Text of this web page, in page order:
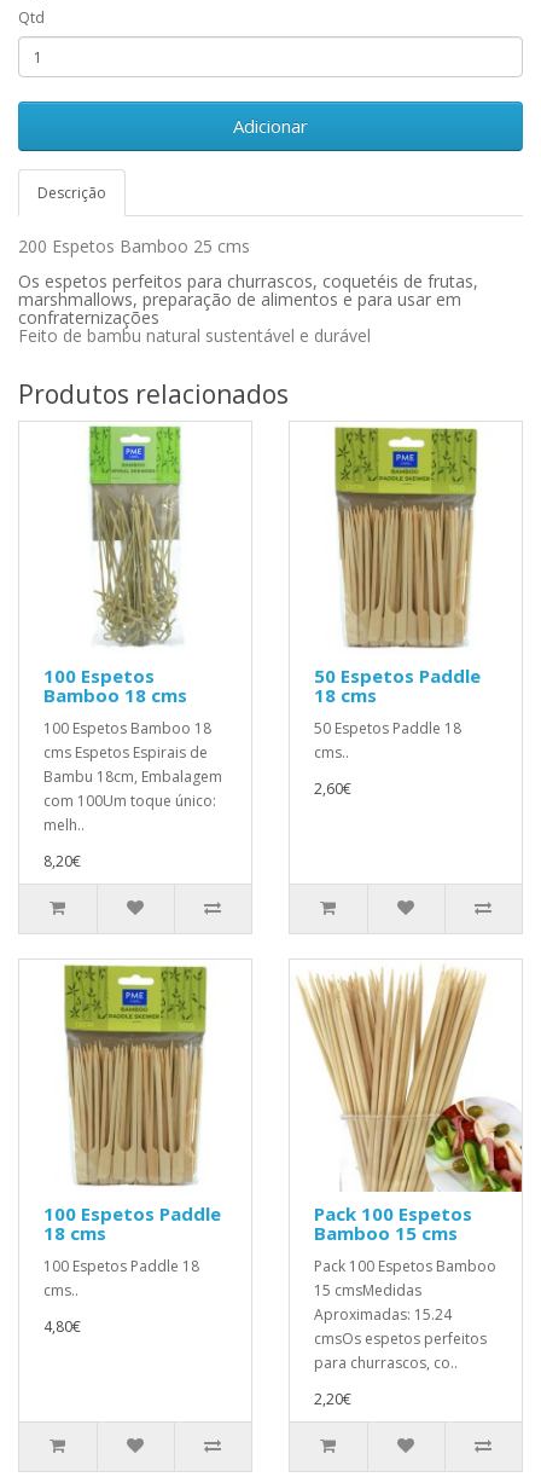
Qtd
Adicionar
Descrição
200 Espetos Bamboo 25 cms
Os espetos perfeitos para churrascos, coquetéis de frutas,
marshmallows, preparação de alimentos e para usar em
confraternizações
Feito de bambu natural sustentável e durável
Produtos relacionados
100 Espetos
Bamboo 18 cms
100 Espetos Bamboo 18
cms Espetos Espirais de
Bambu 18cm, Embalagem
com 100Um toque único:
melh..
8,20€
50 Espetos Paddle
18 cms
50 Espetos Paddle 18
cms..
2,60€
100 Espetos Paddle
18 cms
100 Espetos Paddle 18
cms..
4,80€
Pack 100 Espetos
Bamboo 15 cms
Pack 100 Espetos Bamboo
15 cmsMedidas
Aproximadas: 15.24
cmsOs espetos perfeitos
para churrascos, co..
2,20€